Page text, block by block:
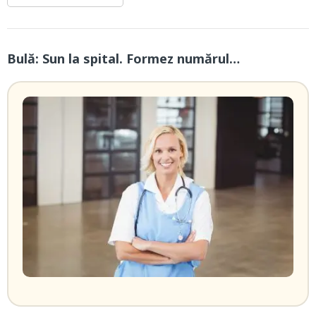
Bulă: Sun la spital. Formez numărul…